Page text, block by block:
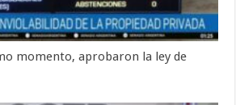
momento, aprobaron la ley de